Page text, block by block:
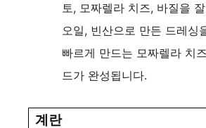
토, 모짜렐라 치즈, 바질을
오일, 빈산으로 만든 드레싱
빠르게 만드는 모짜렐라 치
드가 완성됩니다.
계란